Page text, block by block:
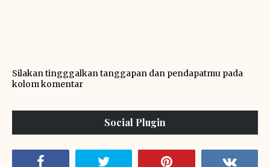
Silakan tingggalkan tanggapan dan pendapatmu pada
kolom komentar
Social Plugin